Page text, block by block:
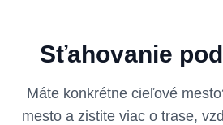
Sťahovanie
Máte konkrétne cieľové
mesto a zistite viac o trase,